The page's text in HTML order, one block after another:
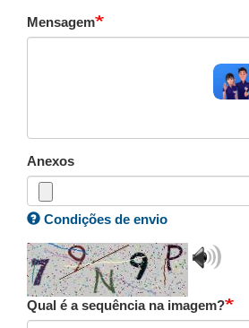
Mensagem
Anexos
Condições de envio
Play
validation
Qual é a sequência na imagem?